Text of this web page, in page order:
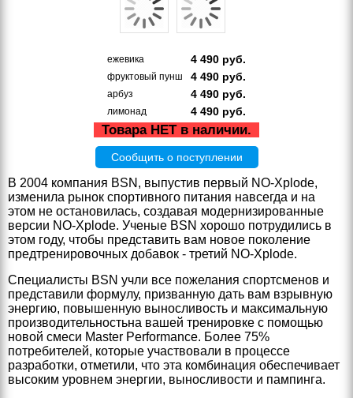
ежевика 4 490 руб.
фруктовый пунш 4 490 руб.
арбуз 4 490 руб.
лимонад 4 490 руб.
Товара НЕТ в наличии.
Сообщить о поступлении
В 2004 компания BSN, выпустив первый NO-Xplode,
изменила рынок спортивного питания навсегда и на
этом не остановилась, создавая модернизированные
версии NO-Xplode. Ученые BSN хорошо потрудились в
этом году, чтобы представить вам новое поколение
предтренировочных добавок - третий NO-Xplode.
Специалисты BSN учли все пожелания спортсменов и
представили формулу, призванную дать вам взрывную
энергию, повышенную выносливость и максимальную
производительностьна вашей тренировке с помощью
новой смеси Master Performance. Более 75%
потребителей, которые участвовали в процессе
разработки, отметили, что эта комбинация обеспечивает
высоким уровнем энергии, выносливости и пампинга.